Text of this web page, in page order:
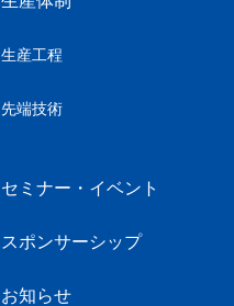
生産工程
先端技術
セミナー・イベント
スポンサーシップ
お知らせ